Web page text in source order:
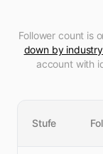
Follower count is
down by industry
account with
Stufe